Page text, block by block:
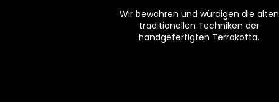
Wir bewahren und würdigen die alten
traditionellen Techniken der
handgefertigten Terrakotta.